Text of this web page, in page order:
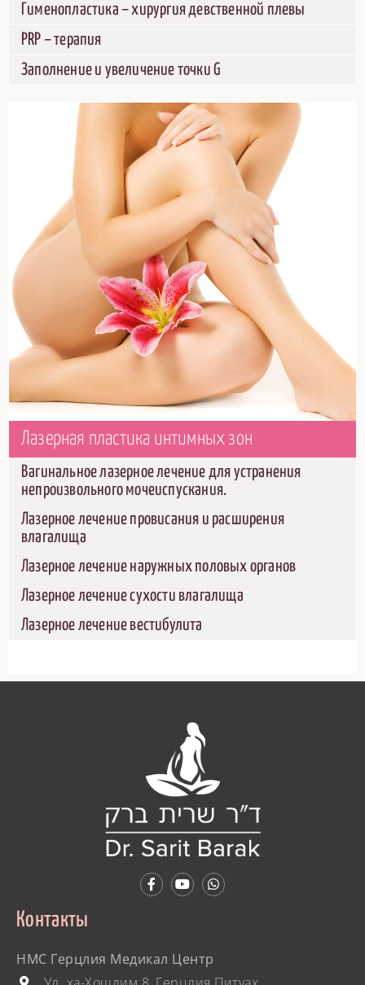
Гименопластика – хирургия девственной плевы
PRP – терапия
Заполнение и увеличение точки G
Лазерная пластика интимных зон
Вагинальное лазерное лечение для устранения
непроизвольного мочеиспускания.
Лазерное лечение провисания и расширения
влагалища
Лазерное лечение наружных половых органов
Лазерное лечение сухости влагалища
Лазерное лечение вестибулита
Контакты
HMC Герцлия Медикал Центр